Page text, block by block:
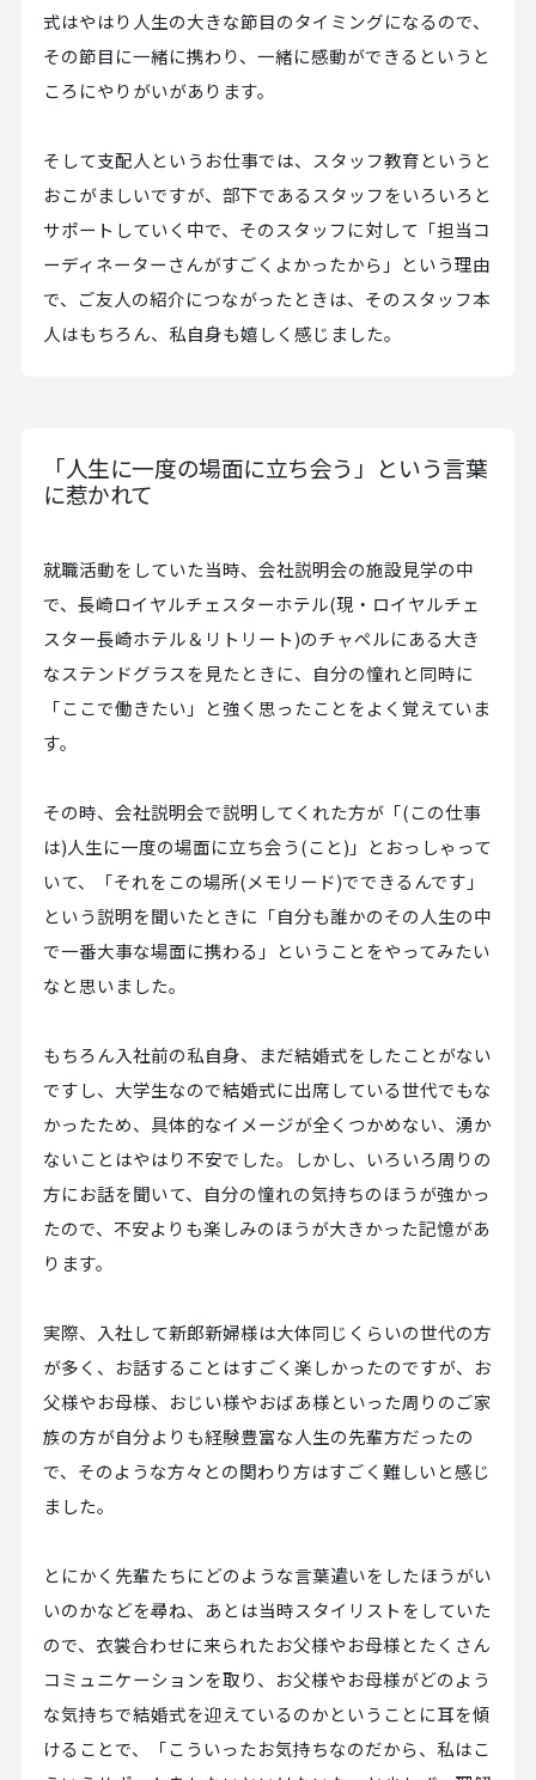
式はやはり人生の大きな節目のタイミングになるので、
その節目に一緒に携わり、一緒に感動ができるというと
ころにやりがいがあります。
そして支配人というお仕事では、スタッフ教育というと
おこがましいですが、部下であるスタッフをいろいろと
サポートしていく中で、そのスタッフに対して「担当コ
ーディネーターさんがすごくよかったから」という理由
で、ご友人の紹介につながったときは、そのスタッフ本
人はもちろん、私自身も嬉しく感じました。
「人生に一度の場面に立ち会う」という言葉
に惹かれて
就職活動をしていた当時、会社説明会の施設見学の中
で、長崎ロイヤルチェスターホテル(現・ロイヤルチェ
スター長崎ホテル＆リトリート)のチャペルにある大き
なステンドグラスを見たときに、自分の憧れと同時に
「ここで働きたい」と強く思ったことをよく覚えていま
す。
その時、会社説明会で説明してくれた方が「(この仕事
は)人生に一度の場面に立ち会う(こと)」とおっしゃって
いて、「それをこの場所(メモリード)でできるんです」
という説明を聞いたときに「自分も誰かのその人生の中
で一番大事な場面に携わる」ということをやってみたい
なと思いました。
もちろん入社前の私自身、まだ結婚式をしたことがない
ですし、大学生なので結婚式に出席している世代でもな
かったため、具体的なイメージが全くつかめない、湧か
ないことはやはり不安でした。しかし、いろいろ周りの
方にお話を聞いて、自分の憧れの気持ちのほうが強かっ
たので、不安よりも楽しみのほうが大きかった記憶があ
ります。
実際、入社して新郎新婦様は大体同じくらいの世代の方
が多く、お話することはすごく楽しかったのですが、お
父様やお母様、おじい様やおばあ様といった周りのご家
族の方が自分よりも経験豊富な人生の先輩方だったの
で、そのような方々との関わり方はすごく難しいと感じ
ました。
とにかく先輩たちにどのような言葉遣いをしたほうがい
いのかなどを尋ね、あとは当時スタイリストをしていた
ので、衣裳合わせに来られたお父様やお母様とたくさん
コミュニケーションを取り、お父様やお母様がどのよう
な気持ちで結婚式を迎えているのかということに耳を傾
けることで、「こういったお気持ちなのだから、私はこ